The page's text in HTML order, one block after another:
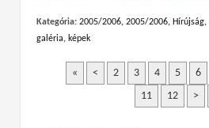
Kategória: 2005/2006, 2005/2006, Hírújság,
galéria, képek
« < 2 3 4 5 6
11
12 >